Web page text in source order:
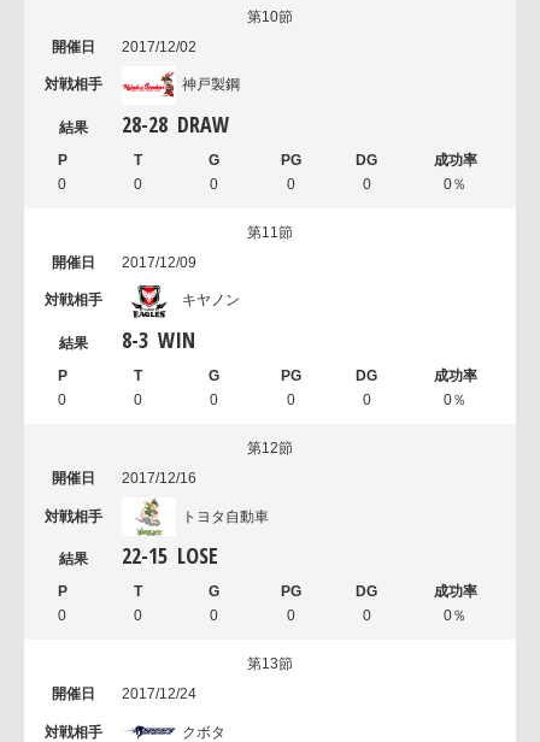
第10節
2017/12/02
神戸製鋼
28-28 DRAW
0 0 0 0 0 0％
第11節
2017/12/09
キヤノン
8-3 WIN
0 0 0 0 0 0％
第12節
2017/12/16
トヨタ自動車
22-15 LOSE
0 0 0 0 0 0％
第13節
2017/12/24
クボタ